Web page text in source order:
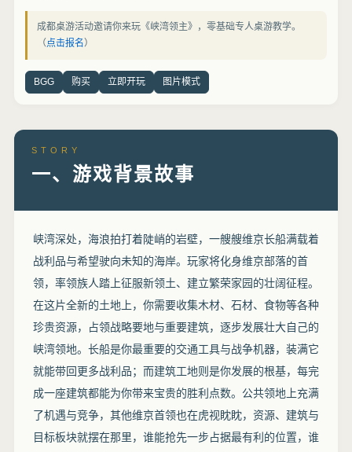
成都桌游活动邀请你来玩《峡湾领主》，零基础专人桌游教学。
（点击报名）
BGG 购买 立即开玩 图片模式
STORY
一、游戏背景故事
峡湾深处，海浪拍打着陡峭的岩壁，一艘艘维京长船满载着
战利品与希望驶向未知的海岸。玩家将化身维京部落的首
领，率领族人踏上征服新领土、建立繁荣家园的壮阔征程。
在这片全新的土地上，你需要收集木材、石材、食物等各种
珍贵资源，占领战略要地与重要建筑，逐步发展壮大自己的
峡湾领地。长船是你最重要的交通工具与战争机器，装满它
就能带回更多战利品；而建筑工地则是你发展的根基，每完
成一座建筑都能为你带来宝贵的胜利点数。公共领地上充满
了机遇与竞争，其他维京首领也在虎视眈眈，资源、建筑与
目标板块就摆在那里，谁能抢先一步占据最有利的位置，谁